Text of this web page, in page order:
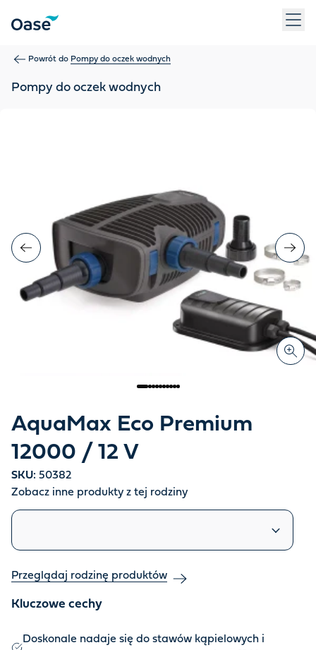
Powrót do Pompy do oczek wodnych
Pompy do oczek wodnych
AquaMax Eco Premium
12000 / 12 V
SKU: 50382
Zobacz inne produkty z tej rodziny
Podobne produkty
Przeglądaj rodzinę produktów
Kluczowe cechy
Doskonale nadaje się do stawów kąpielowych i